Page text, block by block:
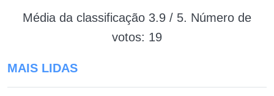
Média da classificação 3.9 / 5. Número de
votos: 19
MAIS LIDAS